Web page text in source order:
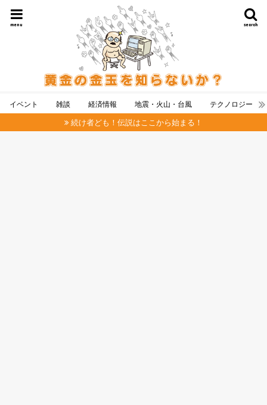
search
menu
イベント 雑談 経済情報 地震・火山・台風 テクノロジー
続け者ども！伝説はここから始まる！